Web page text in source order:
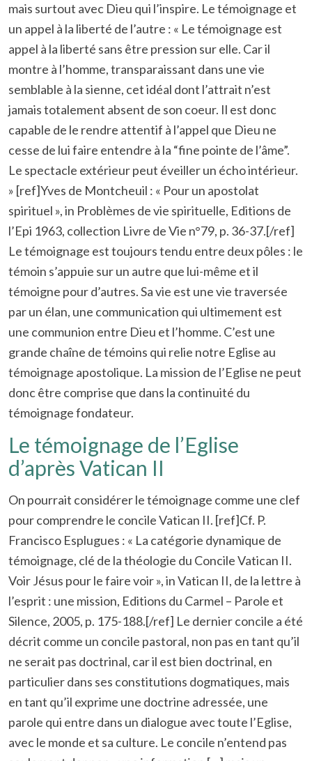
mais surtout avec Dieu qui l’inspire. Le témoignage et
un appel à la liberté de l’autre : « Le témoignage est
appel à la liberté sans être pression sur elle. Car il
montre à l’homme, transparaissant dans une vie
semblable à la sienne, cet idéal dont l’attrait n’est
jamais totalement absent de son coeur. Il est donc
capable de le rendre attentif à l’appel que Dieu ne
cesse de lui faire entendre à la “fine pointe de l’âme”.
Le spectacle extérieur peut éveiller un écho intérieur.
» [ref]Yves de Montcheuil : « Pour un apostolat
spirituel », in Problèmes de vie spirituelle, Editions de
l’Epi 1963, collection Livre de Vie n°79, p. 36-37.[/ref]
Le témoignage est toujours tendu entre deux pôles : le
témoin s’appuie sur un autre que lui-même et il
témoigne pour d’autres. Sa vie est une vie traversée
par un élan, une communication qui ultimement est
une communion entre Dieu et l’homme. C’est une
grande chaîne de témoins qui relie notre Eglise au
témoignage apostolique. La mission de l’Eglise ne peut
donc être comprise que dans la continuité du
témoignage fondateur.
Le témoignage de l’Eglise
d’après Vatican II
On pourrait considérer le témoignage comme une clef
pour comprendre le concile Vatican II. [ref]Cf. P.
Francisco Esplugues : « La catégorie dynamique de
témoignage, clé de la théologie du Concile Vatican II.
Voir Jésus pour le faire voir », in Vatican II, de la lettre à
l’esprit : une mission, Editions du Carmel – Parole et
Silence, 2005, p. 175-188.[/ref] Le dernier concile a été
décrit comme un concile pastoral, non pas en tant qu’il
ne serait pas doctrinal, car il est bien doctrinal, en
particulier dans ses constitutions dogmatiques, mais
en tant qu’il exprime une doctrine adressée, une
parole qui entre dans un dialogue avec toute l’Eglise,
avec le monde et sa culture. Le concile n’entend pas